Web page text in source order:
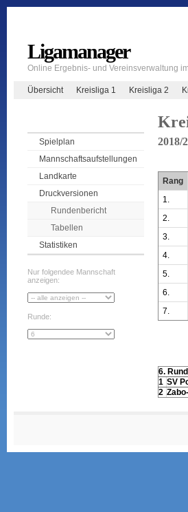
Ligamanager
Online Ergebnis- und Vereinsverwaltung
Übersicht Kreisliga 1 Kreisliga 2
Spielplan
Mannschaftsaufstellungen
Landkarte
Druckversionen
Rundenbericht
Tabellen
Statistiken
Nur folgendee Mannschaft
anzeigen:
Runde:
2018/
Rang
1.
2.
3.
4.
5.
6.
7.
6.
1 SV
2